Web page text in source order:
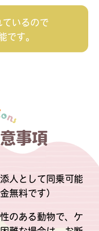
ているので
です。
事項
人として同乗可能
無料です）
のある動物で、ケ